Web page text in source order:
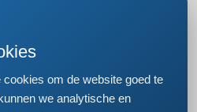
cookies om de website goed te
we analytische en